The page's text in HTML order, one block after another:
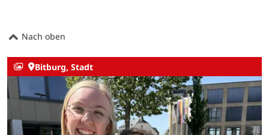
Nach oben
Bitburg, Stadt